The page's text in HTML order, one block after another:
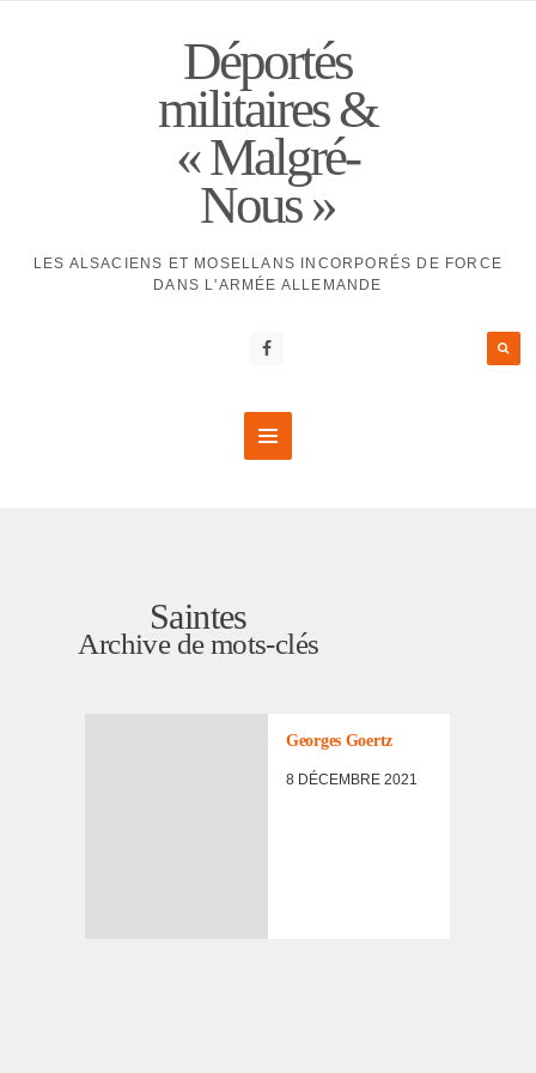
Déportés
militaires &
« Malgré-
Nous »
LES ALSACIENS ET MOSELLANS INCORPORÉS DE FORCE
DANS L'ARMÉE ALLEMANDE
Saintes
Archive de mots-clés
Georges Goertz
8 DÉCEMBRE 2021